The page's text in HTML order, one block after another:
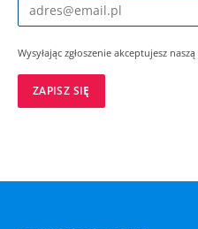
Wysyłając zgłoszenie akceptujesz naszą